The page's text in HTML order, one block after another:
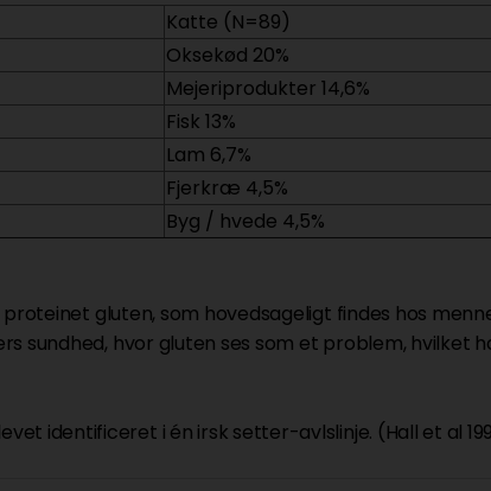
Katte (N=89)
Oksekød 20%
Mejeriprodukter 14,6%
Fisk 13%
Lam 6,7%
Fjerkræ 4,5%
Byg / hvede 4,5%
gluten, som hovedsageligt findes hos
sundhed, hvor gluten ses som et problem, hvilket
identificeret i én irsk setter-avlslinje. (Hall et al